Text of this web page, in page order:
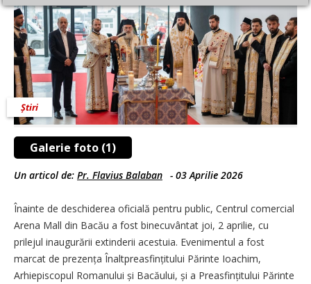
Galerie foto (1)
Știri
Un articol de: Pr. Flavius Balaban - 03 Aprilie 2026
Înainte de deschiderea oficială pentru public, Centrul comercial
Arena Mall din Bacău a fost binecuvântat joi, 2 aprilie, cu
prilejul inaugurării extinderii acestuia. Evenimentul a fost
marcat de prezența Înaltprea­sfin­ți­tului Părinte Ioachim,
Arhiepiscopul Romanului și Bacăului, și a Prea­sfințitului Părinte